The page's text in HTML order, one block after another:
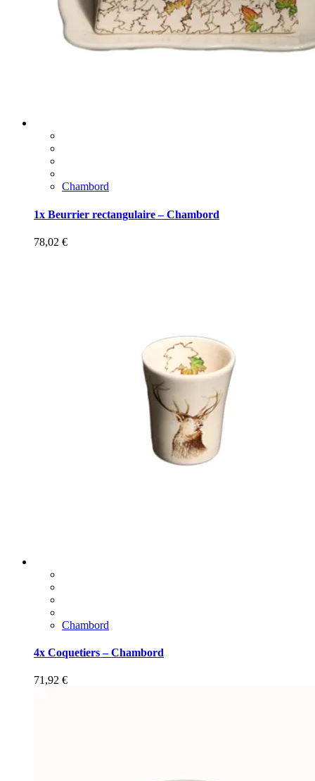
Chambord
1x Beurrier rectangulaire – Chambord
78,02 €
Chambord
4x Coquetiers – Chambord
71,92 €